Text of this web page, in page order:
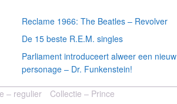
Reclame 1966: The Beatles – Revolver
De 15 beste R.E.M. singles
Parliament introduceert alweer een nieuw
personage – Dr. Funkenstein!
– regulier Collectie – Prince